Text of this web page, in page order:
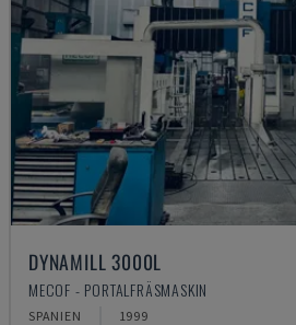
DYNAMILL 3000L
MECOF - PORTALFRÄSMASKIN
SPANIEN 1999